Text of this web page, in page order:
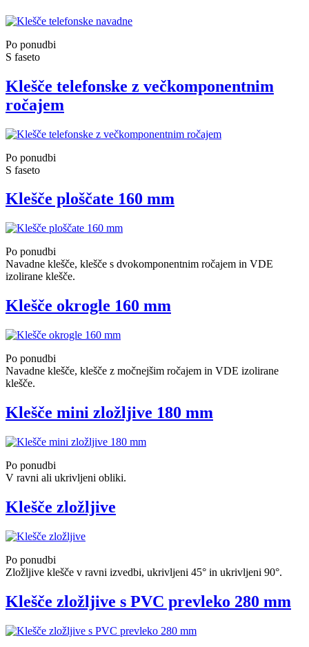
Po ponudbi
S faseto
Klešče telefonske z večkomponentnim
ročajem
Po ponudbi
S faseto
Klešče ploščate 160 mm
Po ponudbi
Navadne klešče, klešče s dvokomponentnim ročajem in VDE
izolirane klešče.
Klešče okrogle 160 mm
Po ponudbi
Navadne klešče, klešče z močnejšim ročajem in VDE izolirane
klešče.
Klešče mini zložljive 180 mm
Po ponudbi
V ravni ali ukrivljeni obliki.
Klešče zložljive
Po ponudbi
Zložljive klešče v ravni izvedbi, ukrivljeni 45° in ukrivljeni 90°.
Klešče zložljive s PVC prevleko 280 mm